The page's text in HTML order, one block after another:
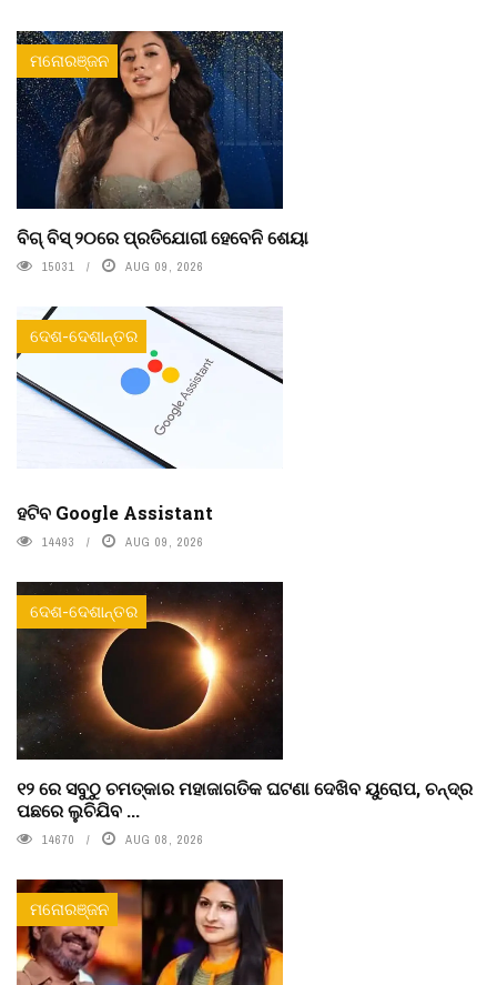
ମନୋରଞ୍ଜନ
ବିଗ୍ ବିସ୍ ୨୦ରେ ପ୍ରତିଯୋଗୀ ହେବେନି ଶେୟା
15031 AUG 09, 2026
ଦେଶ-ଦେଶାନ୍ତର
ହଟିବ Google Assistant
14493 AUG 09, 2026
ଦେଶ-ଦେଶାନ୍ତର
୧୨ ରେ ସବୁଠୁ ଚମତ୍କାର ମହାଜାଗତିକ ଘଟଣା ଦେଖିବ ୟୁରୋପ, ଚନ୍ଦ୍ର
ପଛରେ ଲୁଚିଯିବ ...
14670 AUG 08, 2026
ମନୋରଞ୍ଜନ